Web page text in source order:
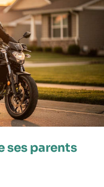
ses parents